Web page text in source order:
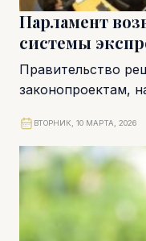
Парламент
системы
Правительство
законопроектам,
инфляционных
ВТОРНИК, 10 МАРТА, 2026